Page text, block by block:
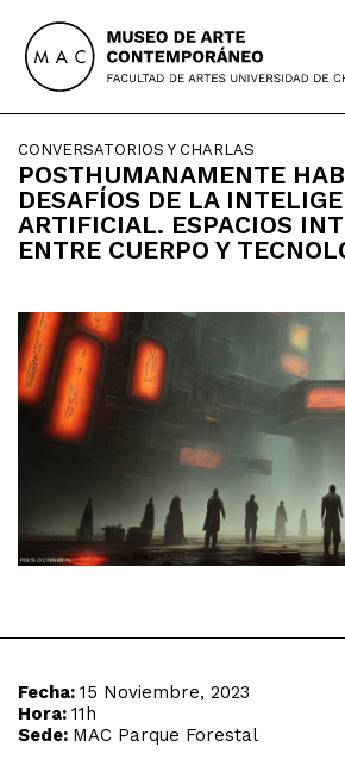
content
CONVERSATORIOS Y CHARLAS
POSTHUMANAMENTE
DESAFÍOS DE LA
ARTIFICIAL. ESPACIOS
ENTRE CUERPO Y
Fecha: 15 Noviembre, 2023
Hora: 11h
Sede: MAC Parque Forestal